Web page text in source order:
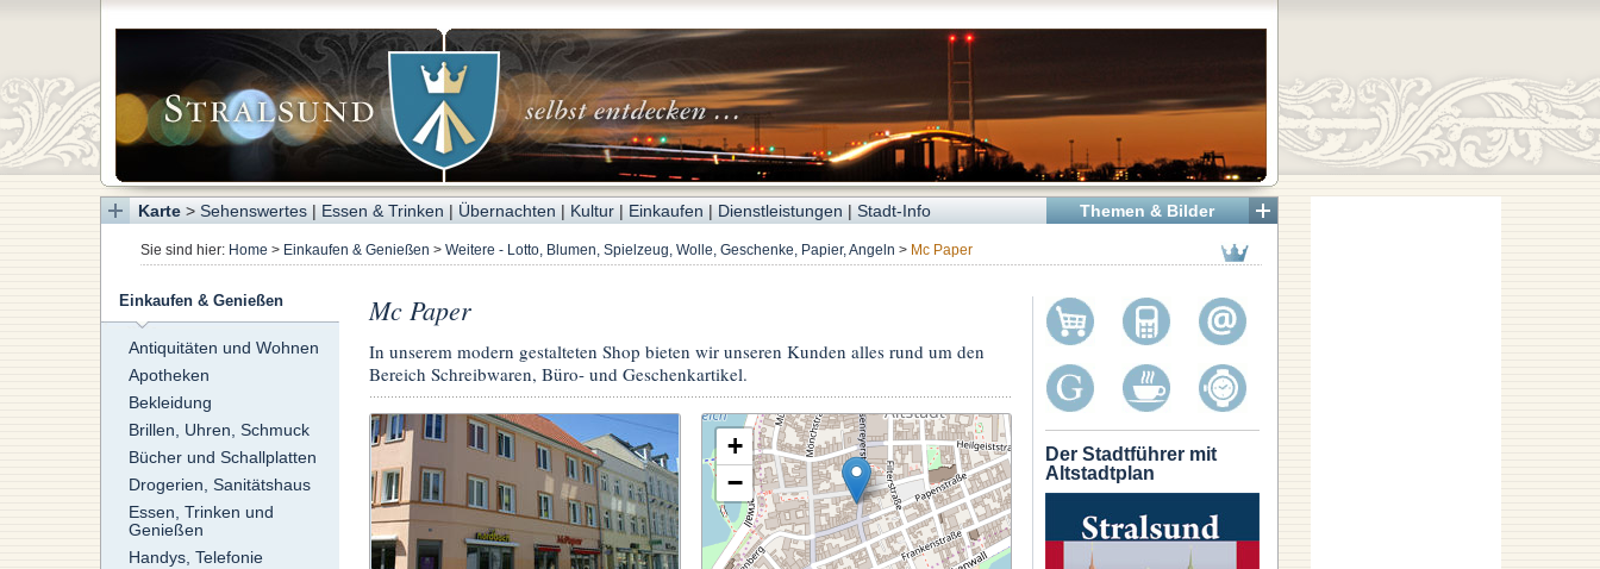
Themen & Bilder
Karte> Sehenswertes| Essen & Trinken | Übernachten | Kultur| Einkaufen | Dienstleistungen | Stadt-Info
Sie sind hier: Home > Einkaufen & Genießen > Weitere - Lotto, Blumen, Spielzeug, Wolle, Geschenke, Papier, Angeln > Mc Paper
Einkaufen & Genießen
Antiquitäten und Wohnen
Apotheken
Bekleidung
Brillen, Uhren, Schmuck
Bücher und Schallplatten
Drogerien, Sanitätshaus
Essen, Trinken und
Genießen
Handys, Telefonie
Der Stadtführer mit
Altstadtplan
Mc Paper
In unserem modern gestalteten Shop bieten wir unseren Kunden alles rund um den
Bereich Schreibwaren, Büro- und Geschenkartikel.
+
−